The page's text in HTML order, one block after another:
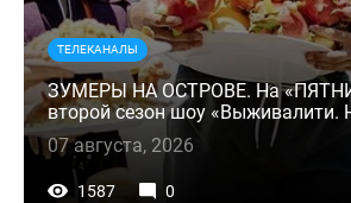
ТЕЛЕКАНАЛЫ
ЗУМЕРЫ НА ОСТРОВЕ. На
второй сезон шоу «Выживалити.
07 августа, 2026
1587 0